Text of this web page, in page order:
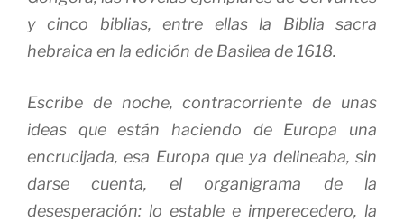
y cinco biblias, entre ellas la Biblia sacra
hebraica en la edición de Basilea de 1618.
Escribe de noche, contracorriente de unas
ideas que están haciendo de Europa una
encrucijada, esa Europa que ya delineaba, sin
darse cuenta, el organigrama de la
desesperación: lo estable e imperecedero, la